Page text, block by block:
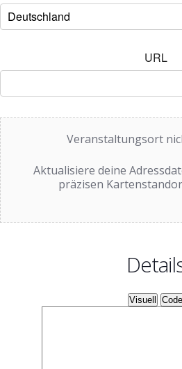
URL
Veranstaltungsort
Aktualisiere deine
präzisen
Visuell Code